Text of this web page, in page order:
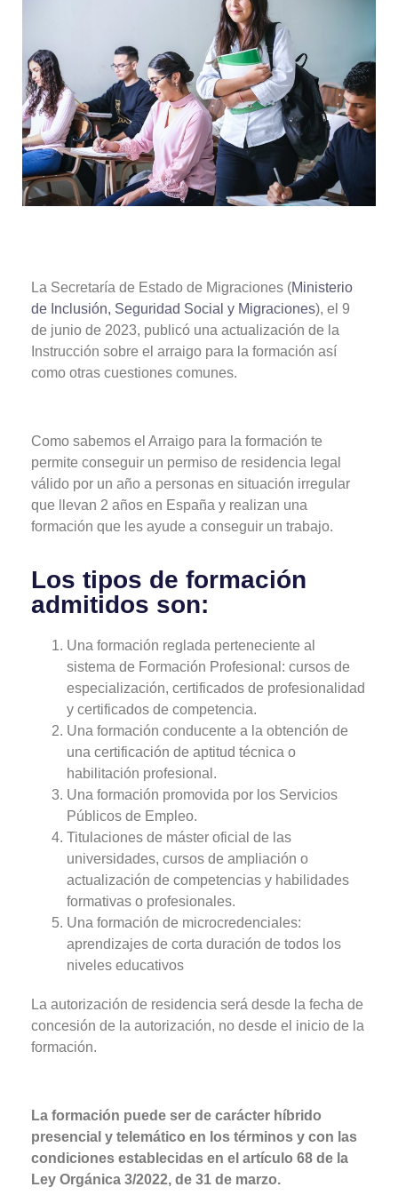
La Secretaría de Estado de Migraciones (Ministerio
de Inclusión, Seguridad Social y Migraciones), el 9
de junio de 2023, publicó una actualización de la
Instrucción sobre el arraigo para la formación así
como otras cuestiones comunes.
Como sabemos el Arraigo para la formación te
permite conseguir un permiso de residencia legal
válido por un año a personas en situación irregular
que llevan 2 años en España y realizan una
formación que les ayude a conseguir un trabajo.
Los tipos de formación
admitidos son:
Una formación reglada perteneciente al
sistema de Formación Profesional: cursos de
especialización, certificados de profesionalidad
y certificados de competencia.
Una formación conducente a la obtención de
una certificación de aptitud técnica o
habilitación profesional.
Una formación promovida por los Servicios
Públicos de Empleo.
Titulaciones de máster oficial de las
universidades, cursos de ampliación o
actualización de competencias y habilidades
formativas o profesionales.
Una formación de microcredenciales:
aprendizajes de corta duración de todos los
niveles educativos
La autorización de residencia será desde la fecha de
concesión de la autorización, no desde el inicio de la
formación.
La formación puede ser de carácter híbrido
presencial y telemático en los términos y con las
condiciones establecidas en el artículo 68 de la
Ley Orgánica 3/2022, de 31 de marzo.